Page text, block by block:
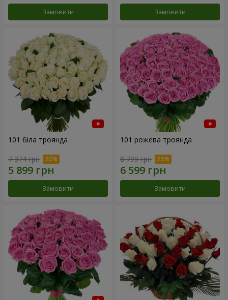
Замовити Замовити
101 біла троянда
7 374 грн
Замовити
101 рожева троянда
8 799 грн
Замовити